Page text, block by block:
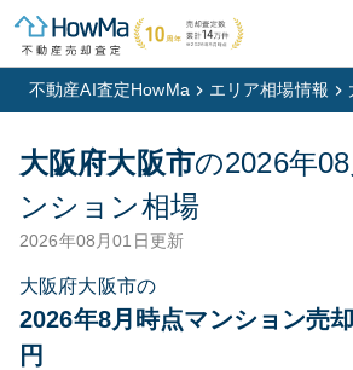
不動産AI査定HowMa エリア相場情報
大阪府大阪市の2026年08
ンション相場
2026年08月01日更新
大阪府大阪市の
2026年8月時点マンション売
円